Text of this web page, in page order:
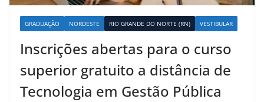
GRADUAÇÃO NORDESTE RIO GRANDE DO NORTE (RN) VESTIBULAR
Inscrições abertas para o curso
superior gratuito a distância de
Tecnologia em Gestão Pública